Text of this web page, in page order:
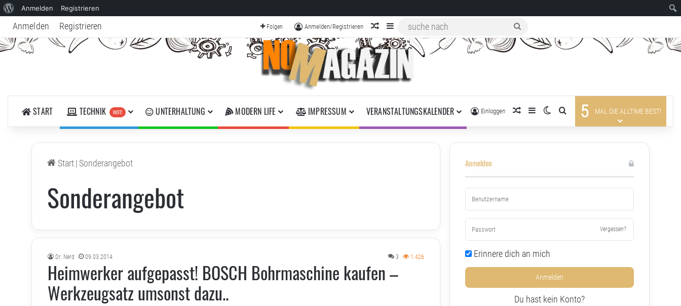
Über
WordPress
Anmelden Registrieren
Anmelden Registrieren Folgen Anmelden/Registrieren zufälliger Artikel
Sidebar
nach
START TECHNIK HOT! UNTERHALTUNG MODERN LIFE IMPRESSUM VERANSTALTUNGSKALENDER Einloggen zufälliger Artikel
SidebarSkin umschalten
suche nach
5 MAL DIE ALLTIME BEST!
Start| Sonderangebot
Sonderangebot
Dr. Nerd 09.03.2014 3 1.426
Heimwerker aufgepasst! BOSCH Bohrmaschine kaufen –
Werkzeugsatz umsonst dazu..
Anmelden
Vergessen?
Erinnere dich an mich
Anmelden
Du hast kein Konto?